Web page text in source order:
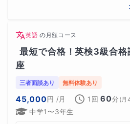
英語 の 月額コース
最短で合格！英検3級合格
座
三者面談あり 無料体験あり
45,000円 /月 1回 60分 ( 月
中学1〜3年生